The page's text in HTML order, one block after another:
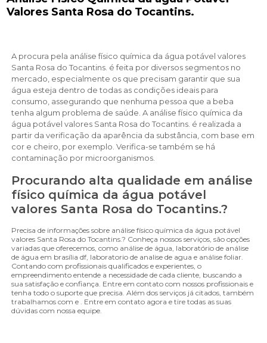
Valores Santa Rosa do Tocantins.
A procura pela análise físico química da água potável valores
Santa Rosa do Tocantins. é feita por diversos segmentos no
mercado, especialmente os que precisam garantir que sua
água esteja dentro de todas as condições ideais para
consumo, assegurando que nenhuma pessoa que a beba
tenha algum problema de saúde. A análise físico química da
água potável valores Santa Rosa do Tocantins. é realizada a
partir da verificação da aparência da substância, com base em
cor e cheiro, por exemplo. Verifica-se também se há
contaminação por microorganismos.
Procurando alta qualidade em análise
físico química da água potável
valores Santa Rosa do Tocantins.?
Precisa de informações sobre análise físico química da água potável
valores Santa Rosa do Tocantins.? Conheça nossos serviços, são opções
variadas que oferecemos, como análise de água, laboratório de análise
de água em brasília df, laboratorio de analise de agua e análise foliar.
Contando com profissionais qualificados e experientes, o
empreendimento entende a necessidade de cada cliente, buscando a
sua satisfação e confiança. Entre em contato com nossos profissionais e
tenha todo o suporte que precisa. Além dos serviços já citados, também
trabalhamos com e . Entre em contato agora e tire todas as suas
dúvidas com nossa equipe.